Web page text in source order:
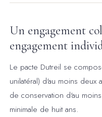
Un engagement
engagement
Le pacte Dutreil se
unilatéral) d'au moins
de conservation d'au
minimale de huit ans.